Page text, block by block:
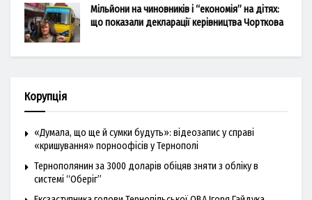
Мільйони на чиновників і “економія” на дітях:
що показали декларації керівництва Чорткова
Корупція
«Думала, що ще й сумки будуть»: відеозапис у справі
«кришування» порноофісів у Тернополі
Тернополянин за 3000 доларів обіцяв зняти з обліку в
системі “Оберіг”